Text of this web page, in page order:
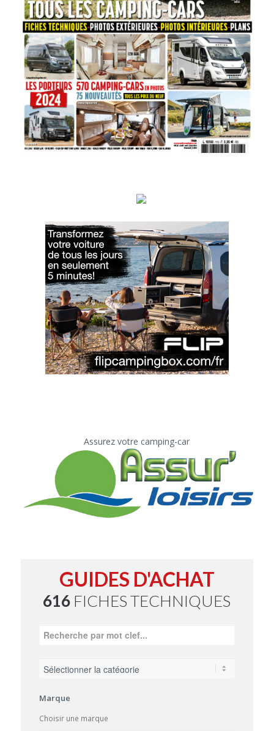
Assurez votre camping-car
GUIDES D'ACHAT
616 FICHES TECHNIQUES
Marque
Choisir une marque